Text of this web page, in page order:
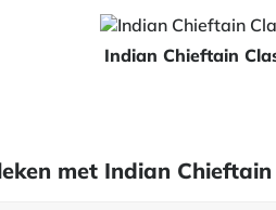
Indian Chieftain
met Indian